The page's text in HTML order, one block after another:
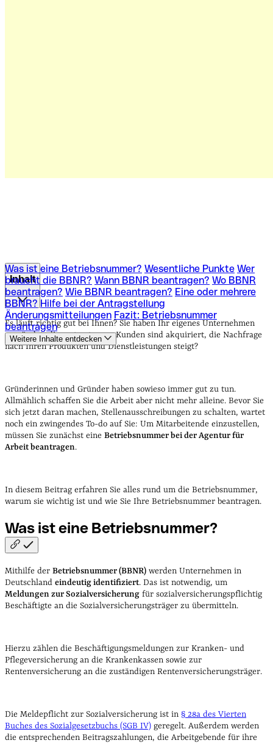
Was ist eine Betriebsnummer? Wesentliche Punkte Wer
braucht die BBNR? Wann BBNR beantragen? Wo BBNR
beantragen? Wie BBNR beantragen? Eine oder mehrere
BBNR? Hilfe bei der Antragstellung
Änderungsmitteilungen Fazit: Betriebsnummer
beantragen
Weitere Inhalte entdecken
Inhalt
Was ist eine Betriebsnummer? Wesentliche Punkte
braucht die BBNR? Wann BBNR beantragen? Wo BBNR
beantragen? Wie BBNR beantragen? Eine oder mehrere
BBNR? Hilfe bei der Antragstellung
Fazit: Betriebsnummer
Es läuft richtig gut bei Ihnen? Sie haben Ihr eigenes Unternehmen
gegründet, die ersten treuen Kunden sind akquiriert, die Nachfrage
nach Ihren Produkten und Dienstleistungen steigt?
Gründerinnen und Gründer haben sowieso immer gut zu tun.
Allmählich schaffen Sie die Arbeit aber nicht mehr alleine. Bevor Sie
sich jetzt daran machen, Stellenausschreibungen zu schalten, wartet
noch ein zwingendes To-do auf Sie: Um Mitarbeitende einzustellen,
müssen Sie zunächst eine Betriebsnummer bei der Agentur für
Arbeit beantragen.
In diesem Beitrag erfahren Sie alles rund um die Betriebsnummer,
warum sie wichtig ist und wie Sie Ihre Betriebsnummer beantragen.
Was ist eine Betriebsnummer?
Mithilfe der Betriebsnummer (BBNR) werden Unternehmen in
Deutschland eindeutig identifiziert. Das ist notwendig, um
Meldungen zur Sozialversicherung für sozialversicherungspflichtig
Beschäftigte an die Sozialversicherungsträger zu übermitteln.
Hierzu zählen die Beschäftigungsmeldungen zur Kranken- und
Pflegeversicherung an die Krankenkassen sowie zur
Rentenversicherung an die zuständigen Rentenversicherungsträger.
Die Meldepflicht zur Sozialversicherung ist in § 28a des Vierten
Buches des Sozialgesetzbuchs (SGB IV) geregelt. Außerdem werden
die entsprechenden Beitragszahlungen, die Arbeitgebende für ihre